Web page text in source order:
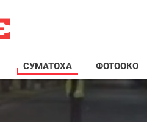
СУМАТОХА ФОТООКО